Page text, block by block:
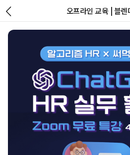
오프라인 교육 | 블렌